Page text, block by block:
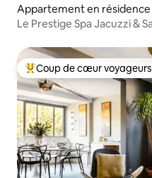
Appartement en résidence
Coups de cœur voyageurs
Coup de cœur voyageurs